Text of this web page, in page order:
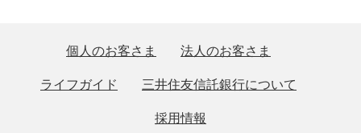
個人のお客さま
法人のお客さま
ライフガイド
三井住友信託銀行について
採用情報